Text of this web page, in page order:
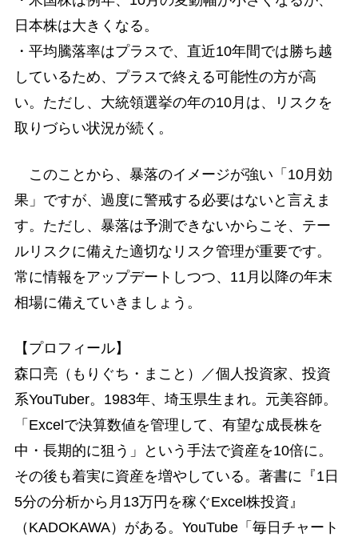
日本株は大きくなる。
・平均騰落率はプラスで、直近10年間では勝ち越
しているため、プラスで終える可能性の方が高
い。ただし、大統領選挙の年の10月は、リスクを
取りづらい状況が続く。
このことから、暴落のイメージが強い「10月効
果」ですが、過度に警戒する必要はないと言えま
す。ただし、暴落は予測できないからこそ、テー
ルリスクに備えた適切なリスク管理が重要です。
常に情報をアップデートしつつ、11月以降の年末
相場に備えていきましょう。
【プロフィール】
森口亮（もりぐち・まこと）／個人投資家、投資
系YouTuber。1983年、埼玉県生まれ。元美容師。
「Excelで決算数値を管理して、有望な成長株を
中・長期的に狙う」という手法で資産を10倍に。
その後も着実に資産を増やしている。著書に『1日
5分の分析から月13万円を稼ぐExcel株投資』
（KADOKAWA）がある。YouTube「毎日チャート